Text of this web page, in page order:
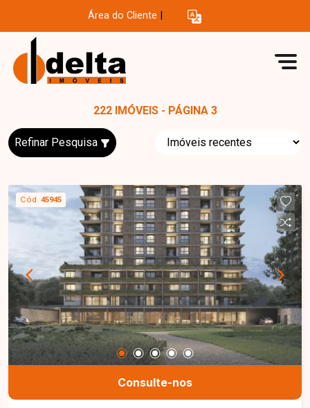
Área do Cliente
222 IMÓVEIS - PÁGINA 3
Refinar Pesquisa
Cód. 45945
Consulte-nos